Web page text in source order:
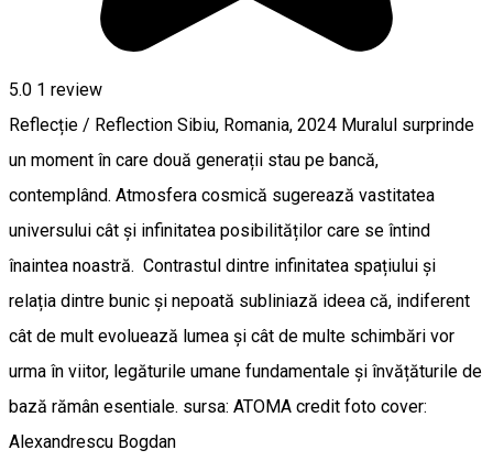
5.0 1 review
Reflecție / Reflection Sibiu, Romania, 2024 Muralul surprinde
un moment în care două generații stau pe bancă,
contemplând. Atmosfera cosmică sugerează vastitatea
universului cât și infinitatea posibilităților care se întind
înaintea noastră. Contrastul dintre infinitatea spațiului și
relația dintre bunic și nepoată subliniază ideea că, indiferent
cât de mult evoluează lumea și cât de multe schimbări vor
urma în viitor, legăturile umane fundamentale și învățăturile de
bază rămân esentiale. sursa: ATOMA credit foto cover:
Alexandrescu Bogdan